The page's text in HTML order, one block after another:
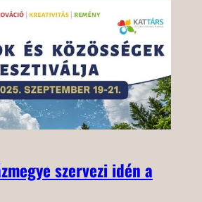
szervezi idén a